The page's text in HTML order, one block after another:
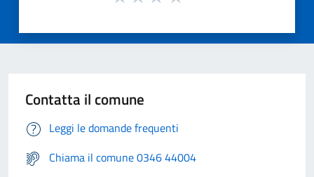
Contatta il comune
Leggi le domande frequenti
Chiama il comune 0346 44004